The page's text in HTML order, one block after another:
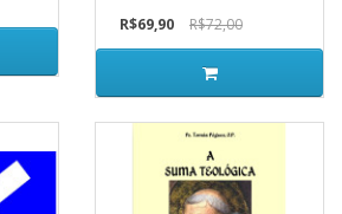
R$69,90
R$72,00